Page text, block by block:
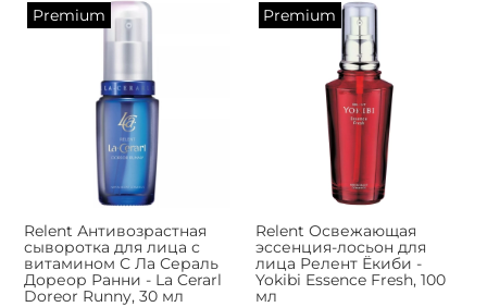
Premium
Relent Антивозрастная
сыворотка для лица с
витамином С Ла Сераль
Дореор Ранни - La Cerarl
Doreor Runny, 30 мл
Premium
Relent Освежающая
эссенция-лосьон для
лица Релент Ёкиби -
Yokibi Essence Fresh, 100
мл